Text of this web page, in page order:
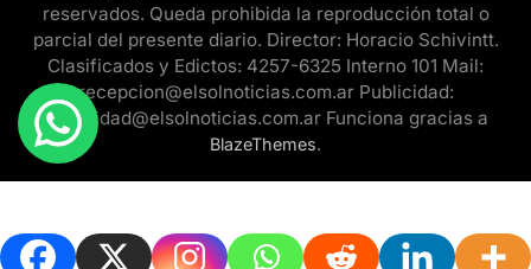
reservados. Queda prohibida la reproducción total o
parcial del presente diario. Director: Horacio Schivintt.
Clasificados y Edictos: 4257-6325 Interno 101 Mail:
recepcion@elsolnoticias.com.ar Publicidad:
publicidad@elsolnoticias.com.ar Funciona gracias a
BlazeThemes.